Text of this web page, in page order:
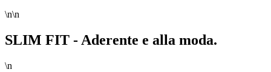
\n\n
SLIM FIT - Aderente e alla moda.
\n